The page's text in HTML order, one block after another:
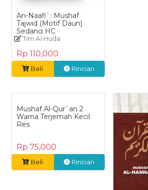
An-Naafi`: Mushaf
Tajwid (Motif Daun)
Sedang HC
Tim Al Huda
Rp 110,000
Beli Rincian
Mushaf Al-Qur`an 2
Warna Terjemah Kecil
Res
Rp 75,000
Beli Rincian